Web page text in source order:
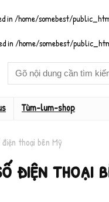
in/home/somebest/
in/home/somebest/
Tùm-lum-shop
thoại bên Mỹ
điện thoại